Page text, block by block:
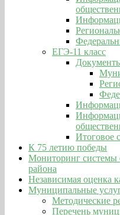
ЕГЭ-11 класс
Итоговое
К 75 летию победы
Мониторинг системы
района
Независимая оценка
Муниципальные
Методические
Перечень